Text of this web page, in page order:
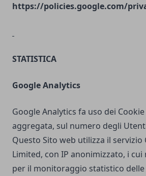
https://policies.google.com/
STATISTICA
Google Analytics
Google Analytics fa uso dei
aggregata, sul numero degli
Questo Sito web utilizza il
Limited, con IP anonimizzato, i
per il monitoraggio statistico